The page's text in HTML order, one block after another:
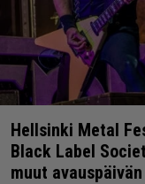
Hellsinki Metal
Black Label
muut